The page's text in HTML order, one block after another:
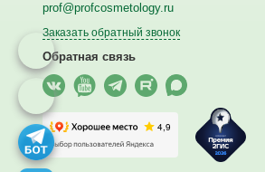
prof@profcosmetology.ru
Заказать обратный звонок
Обратная связь